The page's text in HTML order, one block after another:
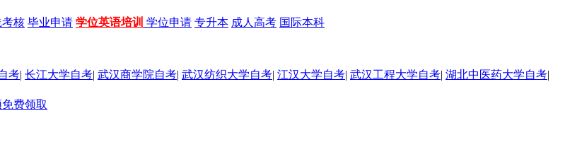
考核 毕业申请 学位英语培训 学位申请 专升本 成人高考 国际本科
考| 长江大学自考| 武汉商学院自考| 武汉纺织大学自考| 江汉大学自考| 武汉工程大学自考| 湖北中医药大学自考|